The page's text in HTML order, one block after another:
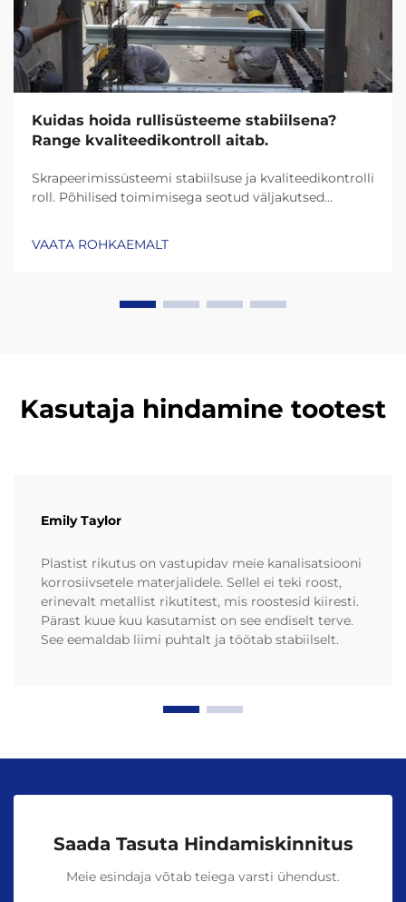
Kuidas hoida rullisüsteeme stabiilsena?
Range kvaliteedikontroll aitab.
Skrapeerimissüsteemi stabiilsuse ja kvaliteedikontrolli
roll. Põhilised toimimisega seotud väljakutsed
ebakindla materjali kogunemisega pindadele, ketid
VAATA ROHKAEMALT
Kasutaja hindamine tootest
Emily Taylor
Plastist rikutus on vastupidav meie kanalisatsiooni
korrosiivsetele materjalidele. Sellel ei teki roost,
erinevalt metallist rikutitest, mis roostesid kiiresti.
Pärast kuue kuu kasutamist on see endiselt terve.
See eemaldab liimi puhtalt ja töötab stabiilselt.
Saada Tasuta Hindamiskinnitus
Meie esindaja võtab teiega varsti ühendust.